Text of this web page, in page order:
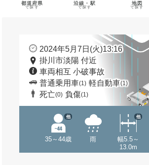
都道府県
で探す
沿線・駅
で探す
地図
で探す
2024年5月7日(火)13:16
掛川市淡陽 付近
車両相互 小破事故
普通乗用車(1) 軽自動車(1)
死亡(0) 負傷(1)
35～44歳
他
雨
幅5.5～
13.0m
他